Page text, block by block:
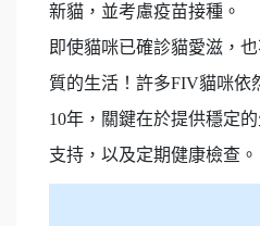
新貓，並考慮疫苗接種。
即使貓咪已確診貓愛滋，
質的生活！許多FIV貓咪依
10年，關鍵在於提供穩定
支持，以及定期健康檢查。